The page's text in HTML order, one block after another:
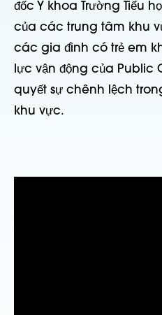
đốc Y khoa Trường Tiểu
của các trung tâm khu
các gia đình có trẻ em
lực vận động của Public
quyết sự chênh lệch
khu vực.